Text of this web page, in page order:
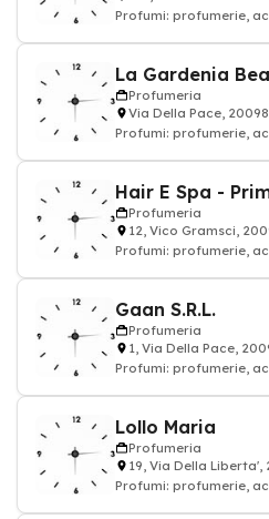
Profumi: profumerie,
La Gardenia
Profumeria
Via Della Pace,
Profumi: profumerie,
Hair E Spa -
Profumeria
12, Vico Gramsci,
Profumi: profumerie,
Gaan S.R.L.
Profumeria
1, Via Della Pace,
Profumi: profumerie,
Lollo Maria
Profumeria
19, Via Della Liberta',
Profumi: profumerie,